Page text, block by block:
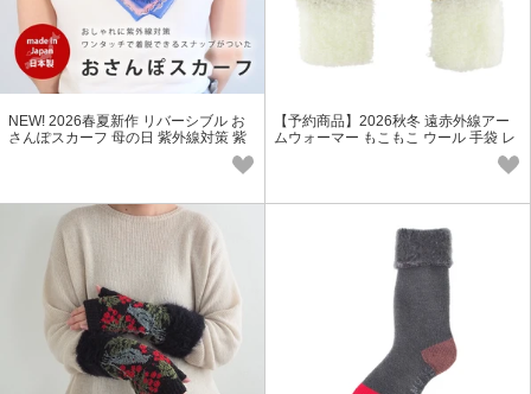
NEW! 2026春夏新作 リバーシブル お
さんぽスカーフ 母の日 紫外線対策 紫
【予約商品】2026秋冬 遠赤外線アー
ムウォーマー もこもこ ウール 手袋 レ